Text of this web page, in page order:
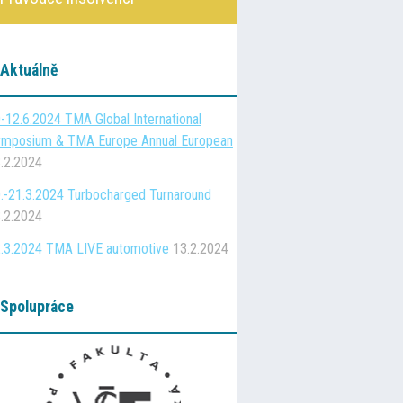
Aktuálně
12.6.2024 TMA Global International
& TMA Europe Annual European
21.3.2024 Turbocharged Turnaround
TMA LIVE automotive 13.2.2024
Spolupráce